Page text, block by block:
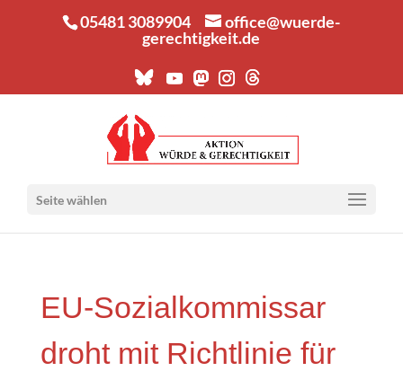
05481 3089904
office@wuerde-
gerechtigkeit.de
Seite wählen
EU-Sozi­al­kom­mis­sar
droht mit Richt­li­nie für